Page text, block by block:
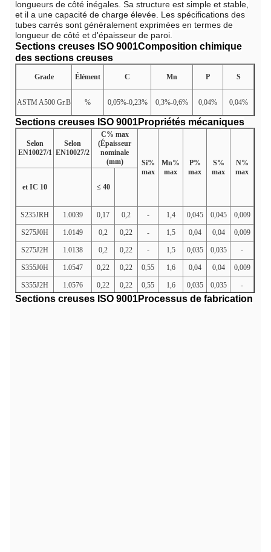
longueurs de côté inégales. Sa structure est simple et stable,
et il a une capacité de charge élevée. Les spécifications des
tubes carrés sont généralement exprimées en termes de
longueur de côté et d'épaisseur de paroi.
Sections creuses ISO 9001Composition chimique
des sections creuses
Grade Élément C Mn P S
ASTM A500 Gr.B % 0,05%-0,23% 0,3%-0,6% 0,04% 0,04%
Sections creuses ISO 9001Propriétés mécaniques
Selon
EN10027/1
Selon
EN10027/2
C% max
(Épaisseur
nominale
(mm)
Si%
max
Mn%
max
P%
max
S%
max
N%
max
et IC 10
≤ 40
S235JRH 1.0039 0,17 0,2 - 1,4 0,045 0,045 0,009
S275J0H 1.0149 0,2 0,22 - 1,5 0,04 0,04 0,009
S275J2H 1.0138 0,2 0,22 - 1,5 0,035 0,035 -
S355J0H 1.0547 0,22 0,22 0,55 1,6 0,04 0,04 0,009
S355J2H 1.0576 0,22 0,22 0,55 1,6 0,035 0,035 -
Sections creuses ISO 9001Processus de fabrication